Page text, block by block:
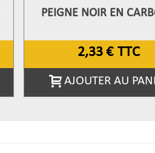
Afficher Plus
PEIGNE NOIR EN
2,33 € TTC
AJOUTER AU